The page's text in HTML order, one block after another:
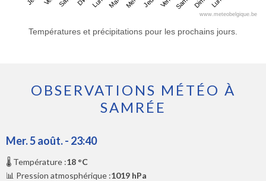
www.meteobelgique.be
Températures et précipitations pour les prochains jours.
OBSERVATIONS MÉTÉO À
SAMRÉE
Mer. 5 août. - 23:40
🌡️ Température :18 °C
📊 Pression atmosphérique :1019 hPa